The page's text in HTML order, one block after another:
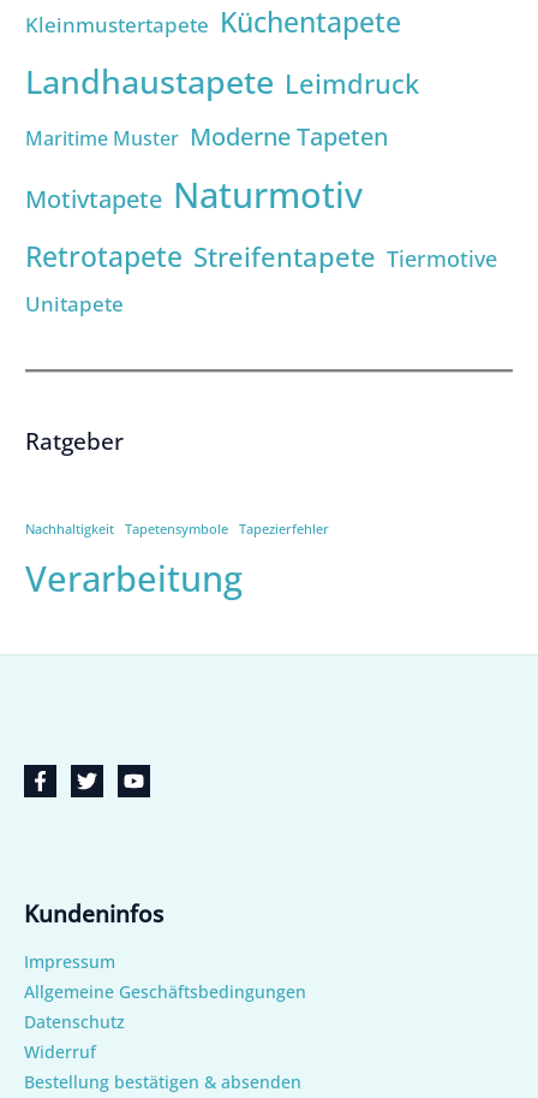
Kleinmustertapete Küchentapete
Landhaustapete Leimdruck
Maritime Muster Moderne Tapeten
Motivtapete Naturmotiv
Retrotapete Streifentapete Tiermotive
Unitapete
Ratgeber
Nachhaltigkeit Tapetensymbole Tapezierfehler
Verarbeitung
Kundeninfos
Impressum
Allgemeine Geschäftsbedingungen
Datenschutz
Widerruf
Bestellung bestätigen & absenden